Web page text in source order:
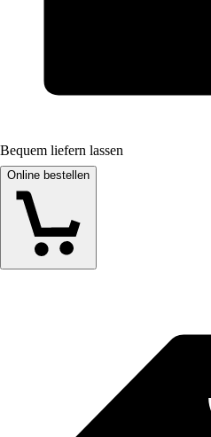
Bequem liefern lassen
Online bestellen